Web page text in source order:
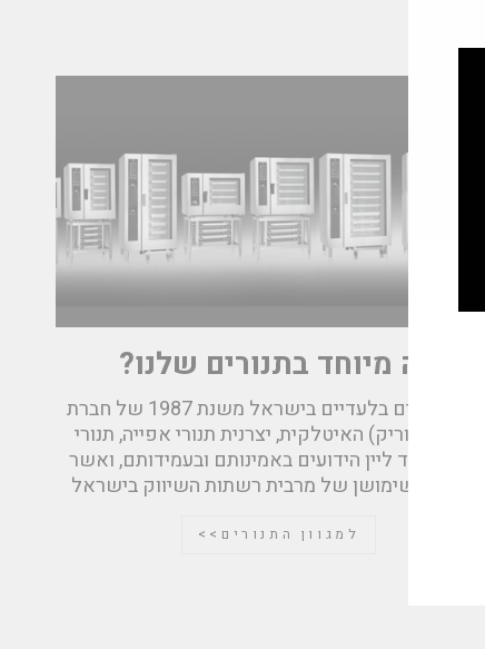
מה מיוחד בתנורים שלנו?
אנחנו נציגים בלעדיים בישראל משנת 1987 של חברת
Giorik (גיוריק) האיטלקית, יצרנית תנורי אפייה, תנורי
בישול וציוד ליין הידועים באמינותם ובעמידותם, ואשר
נמצאים בשימושן של מרבית רשתות השיווק בישראל
למגוון התנורים>>